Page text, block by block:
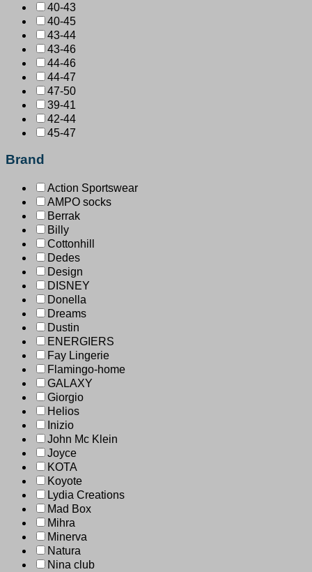
40-43
40-45
43-44
43-46
44-46
44-47
47-50
39-41
42-44
45-47
Brand
Action Sportswear
AMPO socks
Berrak
Billy
Cottonhill
Dedes
Design
DISNEY
Donella
Dreams
Dustin
ENERGIERS
Fay Lingerie
Flamingo-home
GALAXY
Giorgio
Helios
Inizio
John Mc Klein
Joyce
KOTA
Koyote
Lydia Creations
Mad Box
Mihra
Minerva
Natura
Nina club